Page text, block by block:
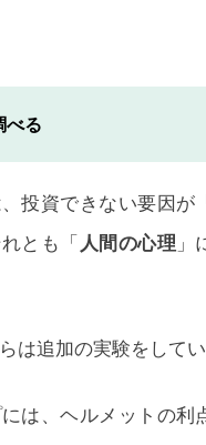
べる
投資できない要因が「
とも「 人間の心理 」
は追加の実験をしてい
は、ヘルメットの利